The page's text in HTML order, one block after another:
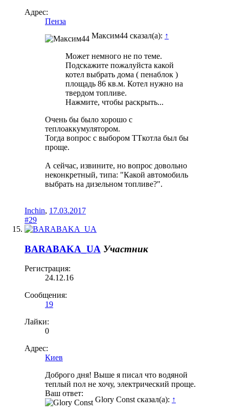
Адрес:
Пенза
Максим44 сказал(а): ↑
Может немного не по теме.
Подскажите пожалуйста какой
котел выбрать дома ( пенаблок )
площадь 86 кв.м. Котел нужно на
твердом топливе.
Нажмите, чтобы раскрыть...
Очень бы было хорошо с
теплоаккумулятором.
Тогда вопрос с выбором ТТкотла был бы
проще.
А сейчас, извините, но вопрос довольно
неконкретный, типа: "Какой автомобиль
выбрать на дизельном топливе?".
Inchin, 17.03.2017
#29
BARABAKA_UA Участник
Регистрация:
24.12.16
Сообщения:
19
Лайки:
0
Адрес:
Киев
Доброго дня! Выше я писал что водяной
теплый пол не хочу, электрический проще.
Ваш ответ:
Glory Const сказал(а): ↑